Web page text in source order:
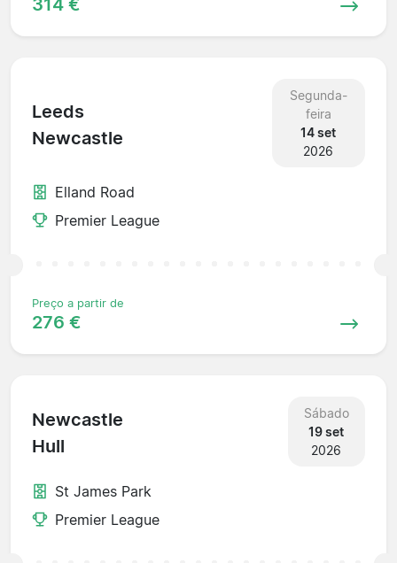
Leeds
Newcastle
Segunda-
feira
14 set
2026
Elland Road
Premier League
Preço a partir de
276 €
Newcastle
Hull
Sábado
19 set
2026
St James Park
Premier League